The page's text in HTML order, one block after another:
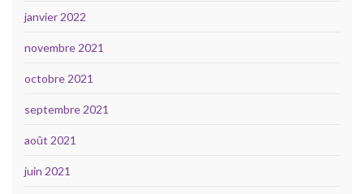
janvier 2022
novembre 2021
octobre 2021
septembre 2021
août 2021
juin 2021